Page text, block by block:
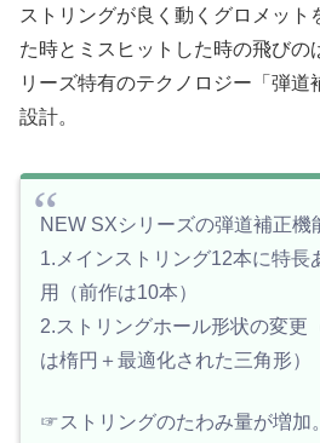
ストリングが良く動くグロメット
た時とミスヒットした時の飛びの
リーズ特有のテクノロジー「弾道
設計。
NEW SXシリーズの弾道補正機
1.メインストリング12本に特長
用（前作は10本）
2.ストリングホール形状の変更
は楕円＋最適化された三角形）
☞ストリングのたわみ量が増加